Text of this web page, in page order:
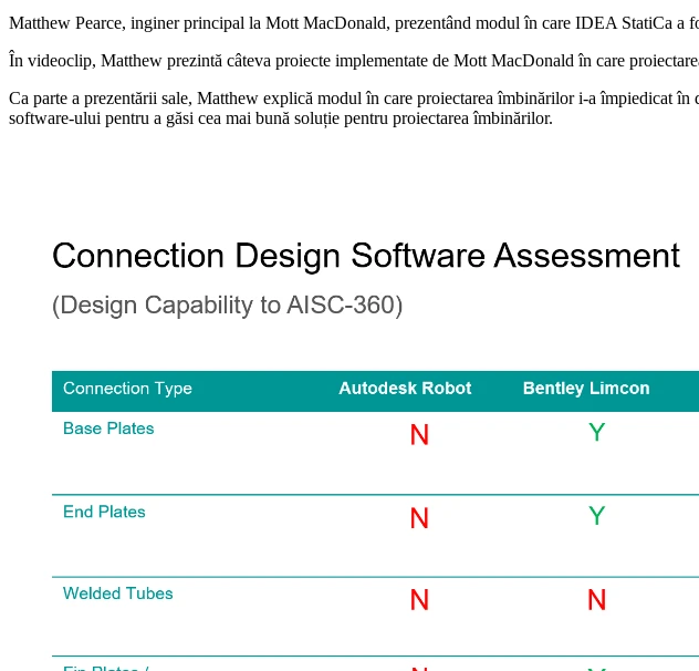
Matthew Pearce, inginer principal la Mott MacDonald, prezentând modul în care IDEA StatiCa
În videoclip, Matthew prezintă câteva proiecte implementate de Mott MacDonald în care
Ca parte a prezentării sale, Matthew explică modul în care proiectarea îmbinărilor i-a împiedicat
software-ului pentru a găsi cea mai bună soluție pentru proiectarea îmbinărilor.